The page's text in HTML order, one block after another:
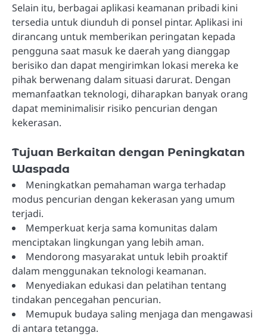
Selain itu, berbagai aplikasi keamanan pribadi kini
tersedia untuk diunduh di ponsel pintar. Aplikasi ini
dirancang untuk memberikan peringatan kepada
pengguna saat masuk ke daerah yang dianggap
berisiko dan dapat mengirimkan lokasi mereka ke
pihak berwenang dalam situasi darurat. Dengan
memanfaatkan teknologi, diharapkan banyak orang
dapat meminimalisir risiko pencurian dengan
kekerasan.
Tujuan Berkaitan dengan Peningkatan
Waspada
Meningkatkan pemahaman warga terhadap
modus pencurian dengan kekerasan yang umum
terjadi.
Memperkuat kerja sama komunitas dalam
menciptakan lingkungan yang lebih aman.
Mendorong masyarakat untuk lebih proaktif
dalam menggunakan teknologi keamanan.
Menyediakan edukasi dan pelatihan tentang
tindakan pencegahan pencurian.
Memupuk budaya saling menjaga dan mengawasi
di antara tetangga.